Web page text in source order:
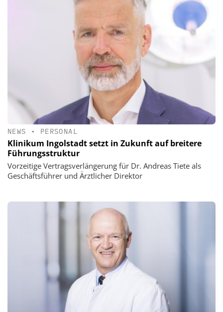
NEWS • PERSONAL
Klinikum Ingolstadt setzt in Zukunft auf breitere
Führungsstruktur
Vorzeitige Vertragsverlängerung für Dr. Andreas Tiete als
Geschäftsführer und Ärztlicher Direktor